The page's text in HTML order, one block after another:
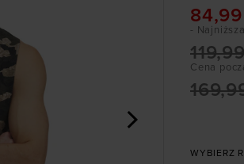
84,99
Cena
-
WYBIERZ